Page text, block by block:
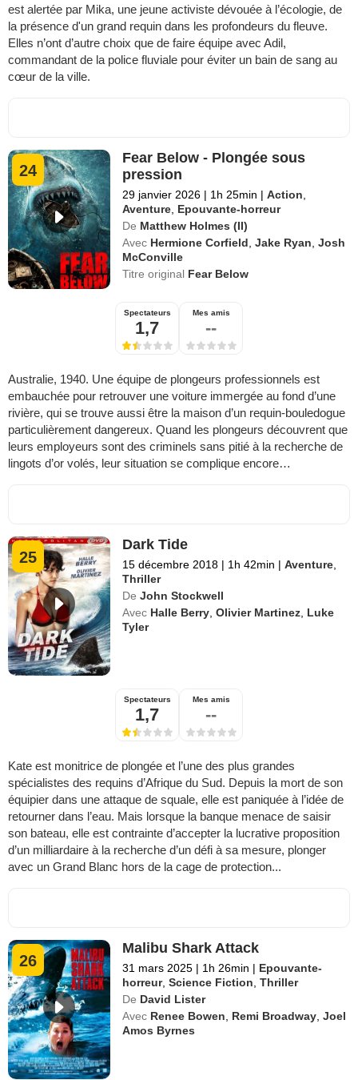
est alertée par Mika, une jeune activiste dévouée à l’écologie, de
la présence d'un grand requin dans les profondeurs du fleuve.
Elles n’ont d’autre choix que de faire équipe avec Adil,
commandant de la police fluviale pour éviter un bain de sang au
cœur de la ville.
24
Fear Below - Plongée sous
pression
29 janvier 2026 | 1h 25min | Action
Aventure Epouvante-horreur
De Matthew Holmes (II)
Avec Hermione Corfield ,Jake Ryan ,Josh
McConville
Titre original Fear Below
Spectateurs
1,7
Mes amis
--
Australie, 1940. Une équipe de plongeurs professionnels est
embauchée pour retrouver une voiture immergée au fond d’une
rivière, qui se trouve aussi être la maison d’un requin-bouledogue
particulièrement dangereux. Quand les plongeurs découvrent que
leurs employeurs sont des criminels sans pitié à la recherche de
lingots d’or volés, leur situation se complique encore…
25
Dark Tide
15 décembre 2018 | 1h 42min | Aventure
Thriller
De John Stockwell
Avec Halle Berry ,Olivier Martinez Luke
Tyler
Spectateurs
1,7
Mes amis
--
Kate est monitrice de plongée et l’une des plus grandes
spécialistes des requins d’Afrique du Sud. Depuis la mort de son
équipier dans une attaque de squale, elle est paniquée à l’idée de
retourner dans l’eau. Mais lorsque la banque menace de saisir
son bateau, elle est contrainte d’accepter la lucrative proposition
d’un milliardaire à la recherche d’un défi à sa mesure, plonger
avec un Grand Blanc hors de la cage de protection...
26
Malibu Shark Attack
31 mars 2025 | 1h 26min | Epouvante-
horreur,Science Fiction ,Thriller
De David Lister
Avec Renee Bowen Remi Broadway ,Joel
Amos Byrnes